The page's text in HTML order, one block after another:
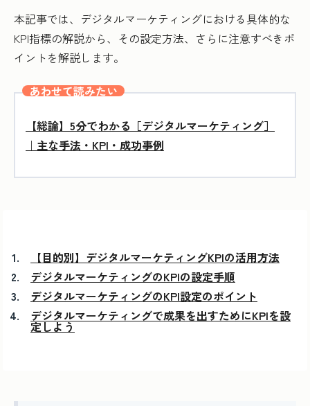
本記事では、デジタルマーケティングにおける具体的な
KPI指標の解説から、その設定方法、さらに注意すべきポ
イントを解説します。
あわせて読みたい
【総論】5分でわかる［デジタルマーケティング］
｜主な手法・KPI・成功事例
【目的別】デジタルマーケティングKPIの活用方法
デジタルマーケティングのKPIの設定手順
デジタルマーケティングのKPI設定のポイント
デジタルマーケティングで成果を出すためにKPIを設
定しよう